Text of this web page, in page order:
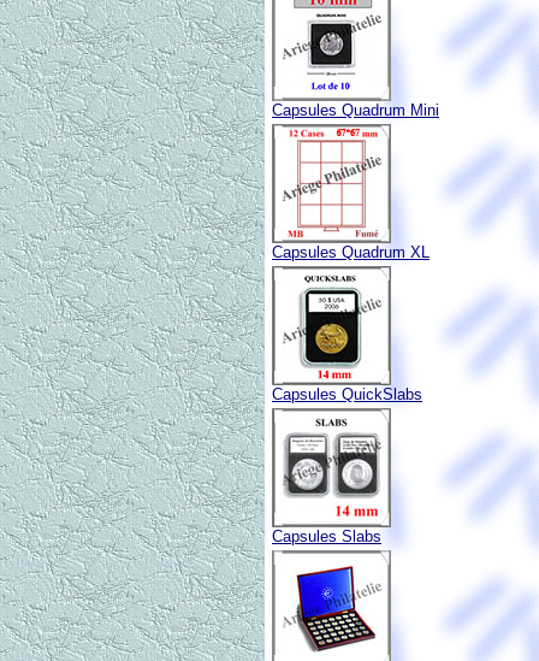
Capsules Quadrum Mini
Capsules Quadrum XL
Capsules QuickSlabs
Capsules Slabs